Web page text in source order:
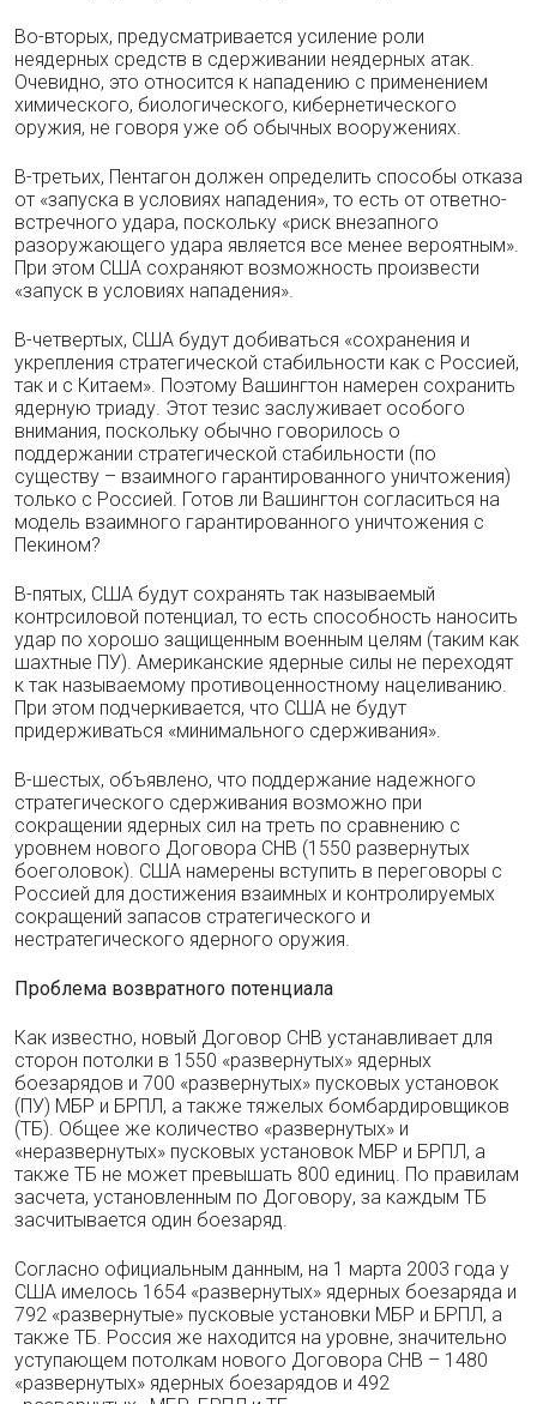
Во-вторых, предусматривается усиление роли
неядерных средств в сдерживании неядерных атак.
Очевидно, это относится к нападению с применением
химического, биологического, кибернетического
оружия, не говоря уже об обычных вооружениях.
В-третьих, Пентагон должен определить способы отказа
от «запуска в условиях нападения», то есть от ответно-
встречного удара, поскольку «риск внезапного
разоружающего удара является все менее вероятным».
При этом США сохраняют возможность произвести
«запуск в условиях нападения».
В-четвертых, США будут добиваться «сохранения и
укрепления стратегической стабильности как с Россией,
так и с Китаем». Поэтому Вашингтон намерен сохранить
ядерную триаду. Этот тезис заслуживает особого
внимания, поскольку обычно говорилось о
поддержании стратегической стабильности (по
существу – взаимного гарантированного уничтожения)
только с Россией. Готов ли Вашингтон согласиться на
модель взаимного гарантированного уничтожения с
Пекином?
В-пятых, США будут сохранять так называемый
контрсиловой потенциал, то есть способность наносить
удар по хорошо защищенным военным целям (таким как
шахтные ПУ). Американские ядерные силы не переходят
к так называемому противоценностному нацеливанию.
При этом подчеркивается, что США не будут
придерживаться «минимального сдерживания».
В-шестых, объявлено, что поддержание надежного
стратегического сдерживания возможно при
сокращении ядерных сил на треть по сравнению с
уровнем нового Договора СНВ (1550 развернутых
боеголовок). США намерены вступить в переговоры с
Россией для достижения взаимных и контролируемых
сокращений запасов стратегического и
нестратегического ядерного оружия.
Проблема возвратного потенциала
Как известно, новый Договор СНВ устанавливает для
сторон потолки в 1550 «развернутых» ядерных
боезарядов и 700 «развернутых» пусковых установок
(ПУ) МБР и БРПЛ, а также тяжелых бомбардировщиков
(ТБ). Общее же количество «развернутых» и
«неразвернутых» пусковых установок МБР и БРПЛ, а
также ТБ не может превышать 800 единиц. По правилам
засчета, установленным по Договору, за каждым ТБ
засчитывается один боезаряд.
Согласно официальным данным, на 1 марта 2003 года у
США имелось 1654 «развернутых» ядерных боезаряда и
792 «развернутые» пусковые установки МБР и БРПЛ, а
также ТБ. Россия же находится на уровне, значительно
уступающем потолкам нового Договора СНВ – 1480
«развернутых» ядерных боезарядов и 492